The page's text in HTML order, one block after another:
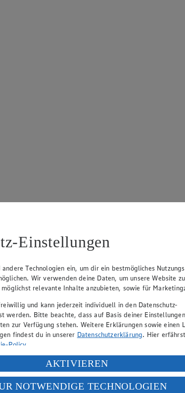
Einstellungen
andere Technologien ein, um dir ein bestmögliches
Wir verwenden deine Daten, um unsere Website zu
relevante Inhalte anzubieten, sowie für
und kann jederzeit individuell in den Datenschutz-
werden. Bitte beachte, dass auf Basis deiner
zur Verfügung stehen. Weitere Erklärungen sowie einen
findest du in unserer Datenschutzerklärung. Hier
Policy.
Daten in den USA durch Facebook und
klickst, willigst du im Sinne des Art. 49 Abs. 1 Satz 1 lit.
den USA verarbeitet werden. Der EuGH sieht die USA als
AKTIVIEREN
NOTWENDIGE TECHNOLOGIEN